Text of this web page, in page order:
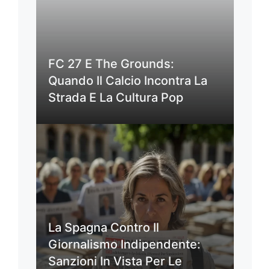
FC 27 E The Grounds:
Quando Il Calcio Incontra La
Strada E La Cultura Pop
La Spagna Contro Il
Giornalismo Indipendente:
Sanzioni In Vista Per Le